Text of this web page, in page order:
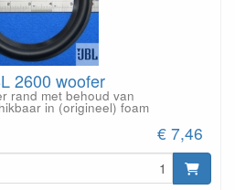
2600 woofer
rand met behoud van
in (origineel) foam
€ 7,46